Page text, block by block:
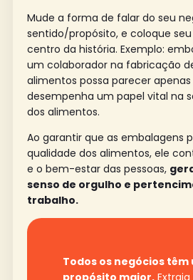
Mude a forma de falar do seu
sentido/propósito, e coloque
centro da história. Exemplo:
um colaborador na fabricação
alimentos possa parecer
desempenha um papel vital na
dos alimentos.
Ao garantir que as embalagens
qualidade dos alimentos, ele
e o bem-estar das pessoas,
senso de orgulho e
trabalho.
Todos os negócios têm
propósito maior.